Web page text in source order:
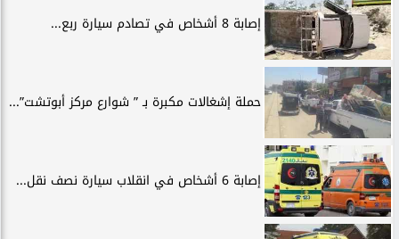
إصابة 8 أشخاص في تصادم سيارة ربع...
حملة إشغالات مكبرة بـ ” شوارع مركز أبوتشت”...
إصابة 6 أشخاص في انقلاب سيارة نصف نقل...